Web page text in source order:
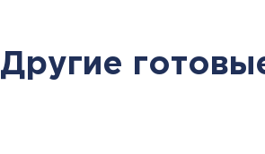
Другие